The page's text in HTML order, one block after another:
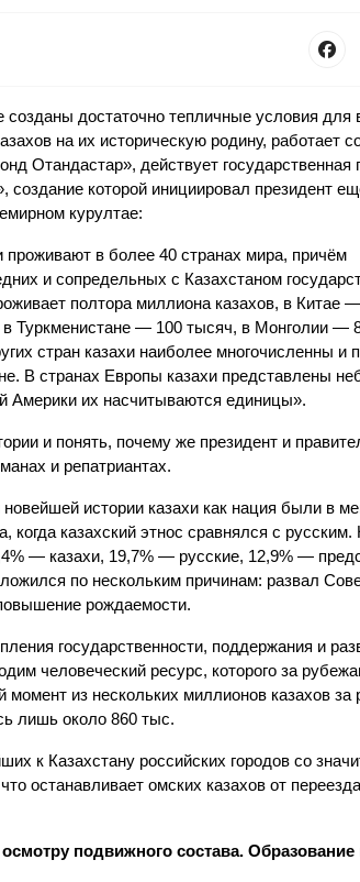
созданы достаточно тепличные условия для
на их историческую родину, работает
Отандастар», действует государственная
создание которой инициировал президент
курултае:
в более 40 странах мира, причём
и сопредельных с Казахстаном
полтора миллиона казахов, в Китае
Туркменистане — 100 тысяч, в Монголии —
стран казахи наиболее многочисленны и
В странах Европы казахи представлены
Америки их насчитываются единицы».
и понять, почему же президент и
и репатриантах.
истории казахи как нация были в
когда казахский этнос сравнялся с
— казахи, 19,7% — русские, 12,9% —
по нескольким причинам: развал
рождаемости.
государственности, поддержания и
человеческий ресурс, которого за
момент из нескольких миллионов казахов
лишь около 860 тыс.
к Казахстану российских городов со
останавливает омских казахов от
подвижного состава.